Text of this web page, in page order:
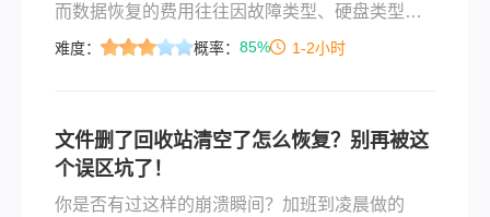
而数据恢复的费用往往因故障类型、硬盘类型和
服务商选择而异。那么硬盘坏了做数据恢复要多
难度： 概率： 85% 1-2小时
文件删了回收站清空了怎么恢复？别再被这
个误区坑了！
你是否有过这样的崩溃瞬间？加班到凌晨做的